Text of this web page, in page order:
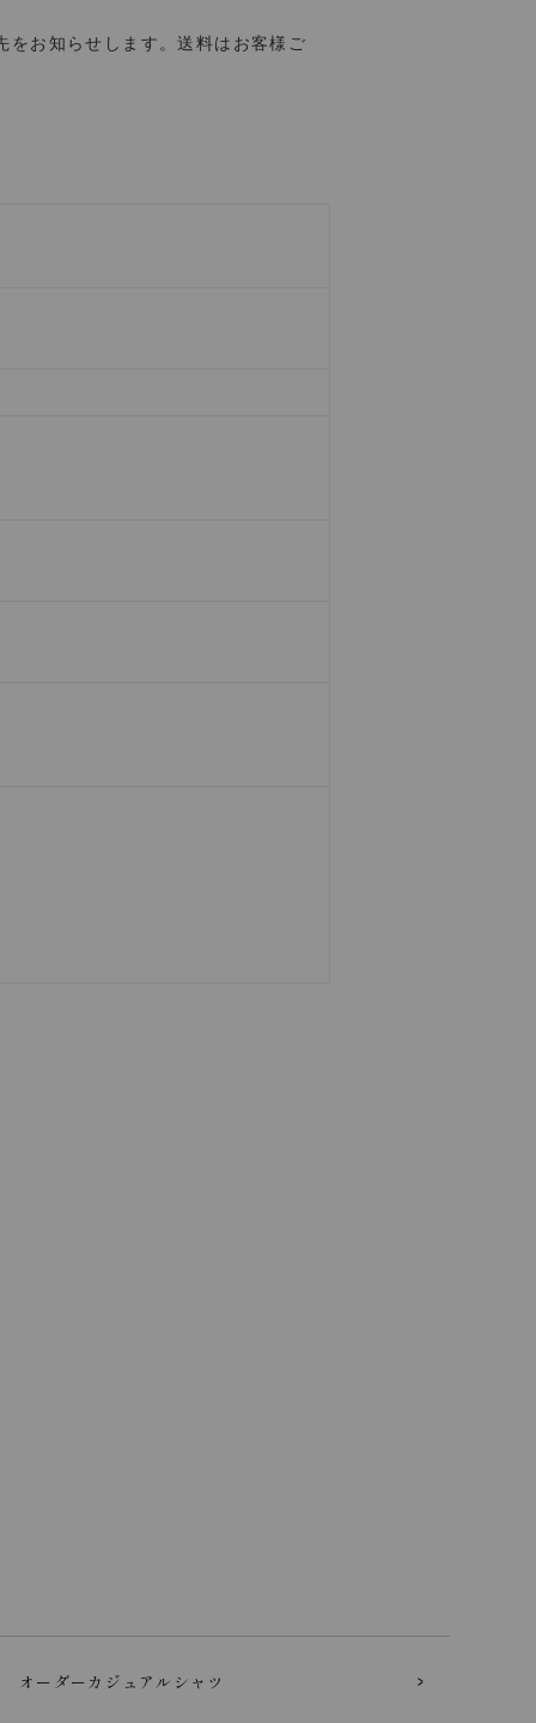
をお知らせします。送料はお客様ご
オーダー カジュアルシャツ